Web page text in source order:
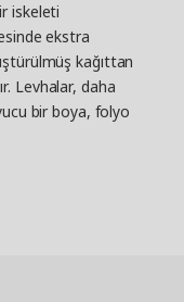
iskeleti
ekstra
kağıttan
Levhalar, daha
bir boya, folyo